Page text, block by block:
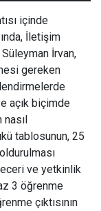
içinde
İletişim
İrvan,
gereken
açık biçimde
nasıl
tablosunun, 25
ve yetkinlik
3 öğrenme
çıktısının